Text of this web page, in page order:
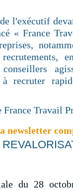
l'exécutif
« France
recruter
Travail
newsletter
du 28